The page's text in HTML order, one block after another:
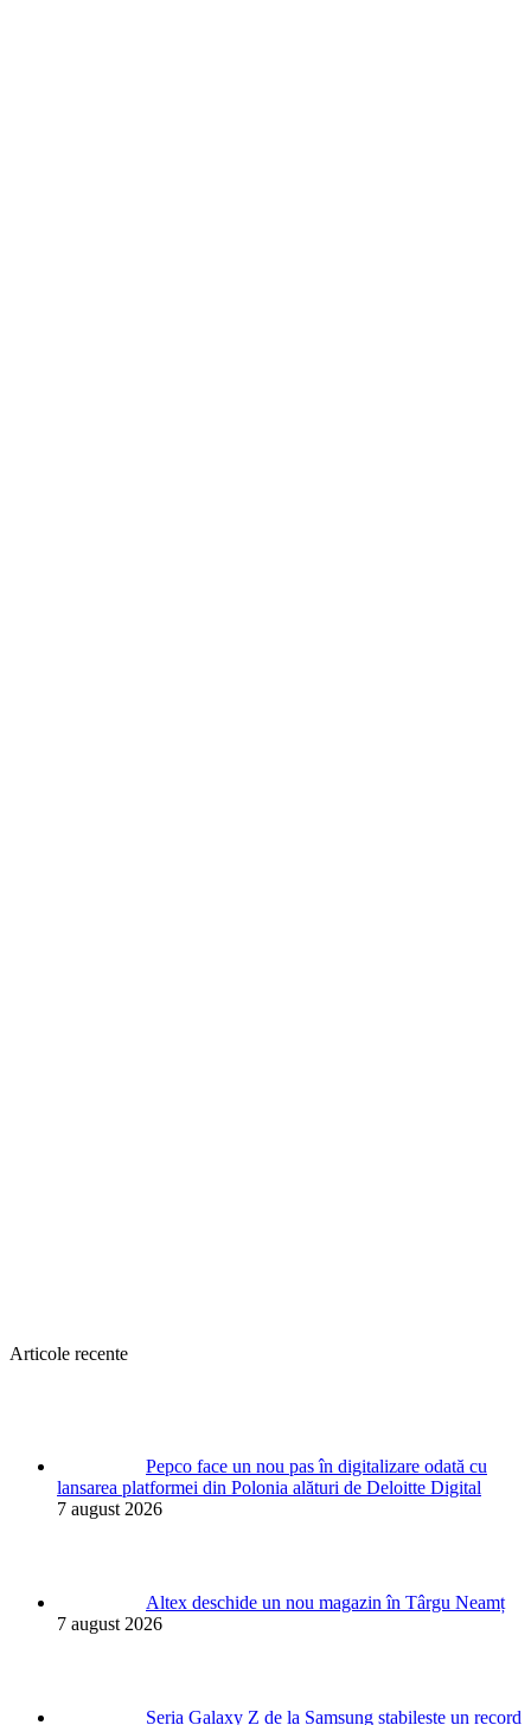
Articole recente
Pepco face un nou pas în digitalizare odată cu
lansarea platformei din Polonia alături de Deloitte Digital
7 august 2026
Altex deschide un nou magazin în Târgu Neamț
7 august 2026
Seria Galaxy Z de la Samsung stabilește un record